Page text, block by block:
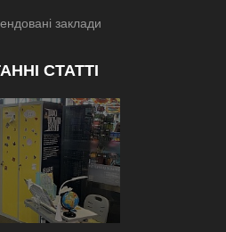
заклади
СТАТТІ